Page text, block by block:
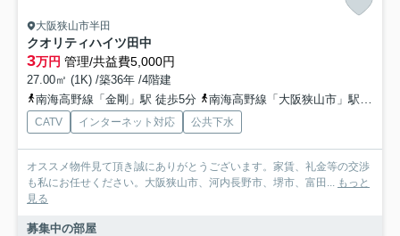
大阪狭山市半田
クオリティハイツ田中
3万円 管理/共益費5,000円
27.00㎡ (1K) /築36年 /4階建
南海高野線「金剛」駅 徒歩5分
南海高野線「大阪狭山市」駅 徒歩18分
CATV インターネット対応 公共下水
オススメ物件見て頂き誠にありがとうございます。家賃、礼金等の交渉
も私にお任せください。大阪狭山市、河内長野市、堺市、富田...
もっと
見る
募集中の部屋